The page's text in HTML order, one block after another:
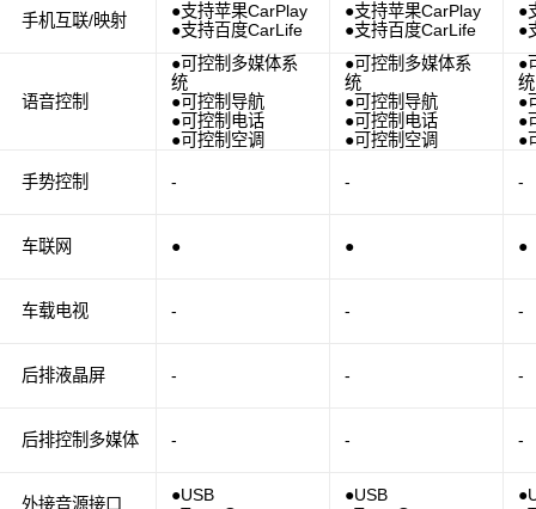
手机互联/映射
语音控制
手势控制
车联网
车载电视
后排液晶屏
后排控制多媒体
外接音源接口
●支持苹果CarPlay
●支持百度CarLife
●支持苹果CarPlay
●支持百度CarLife
●
●
●可控制多媒体系
统
●可控制导航
●可控制电话
●可控制空调
●可控制多媒体系
统
●可控制导航
●可控制电话
●可控制空调
●
统
●
●
●
- - -
● ● ●
- - -
- - -
- - -
●USB
●USB